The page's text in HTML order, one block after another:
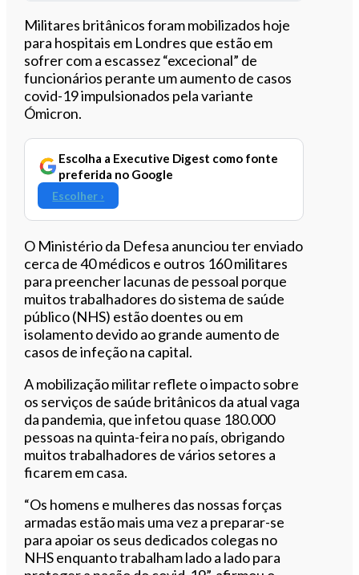
Ouvir este artigo
Militares britânicos foram mobilizados hoje
para hospitais em Londres que estão em
sofrer com a escassez “excecional” de
funcionários perante um aumento de casos
covid-19 impulsionados pela variante
Ómicron.
Escolha a Executive Digest como fonte
preferida no Google
Escolher ›
O Ministério da Defesa anunciou ter enviado
cerca de 40 médicos e outros 160 militares
para preencher lacunas de pessoal porque
muitos trabalhadores do sistema de saúde
público (NHS) estão doentes ou em
isolamento devido ao grande aumento de
casos de infeção na capital.
A mobilização militar reflete o impacto sobre
os serviços de saúde britânicos da atual vaga
da pandemia, que infetou quase 180.000
pessoas na quinta-feira no país, obrigando
muitos trabalhadores de vários setores a
ficarem em casa.
“Os homens e mulheres das nossas forças
armadas estão mais uma vez a preparar-se
para apoiar os seus dedicados colegas no
NHS enquanto trabalham lado a lado para